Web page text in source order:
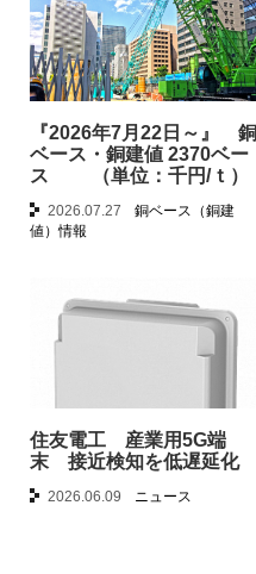
『2026年7月22日～』 銅
ベース・銅建値 2370ベー
ス （単位：千円/ｔ）
2026.07.27
銅ベース（銅建
値）情報
住友電工 産業用5G端
末 接近検知を低遅延化
2026.06.09 ニュース